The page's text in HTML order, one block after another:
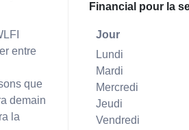
entre
que
demain
la
Financial pour la
Jour
Lundi
Mardi
Mercredi
Jeudi
Vendredi